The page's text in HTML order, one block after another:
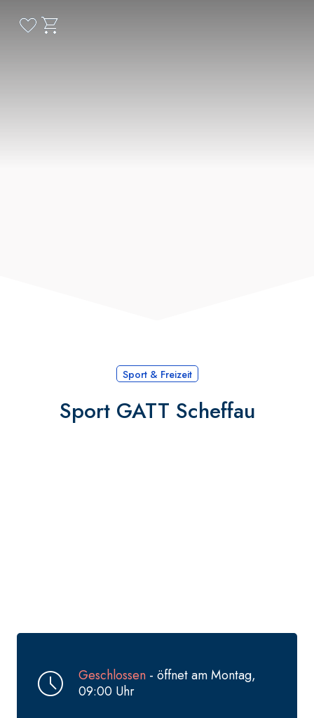
Sport & Freizeit
Sport GATT Scheffau
Geschlossen - öffnet am Montag,
09:00 Uhr